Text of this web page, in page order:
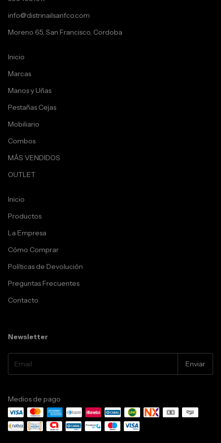
info@distrinailsanfco.com
Moreno 65, San Francisco, Cordoba
Inicio
Marcas
Manos y Uñas
Pestañas Cejas
Mobiliario
Combos
MÁS VENDIDOS
OUTLET
Inicio
Productos
La Empresa
Cómo Comprar
Políticas de Devolución
Preguntas Frecuentes
Contacto
Newsletter
Medios de pago